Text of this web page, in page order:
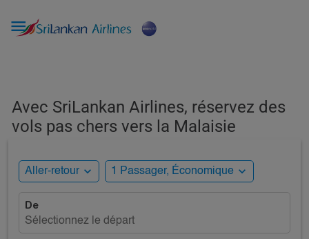

Avec SriLankan Airlines, réservez des
vols pas chers vers la Malaisie
Aller-retour expand_more 1 Passager, Économique expand_more
De
Sélectionnez le départ